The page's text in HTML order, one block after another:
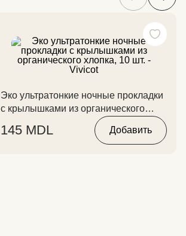
Эко ультратонкие ночные прокладки
с крылышками из органического
хлопка, 10 шт. - Vivicot
145 MDL Добавить